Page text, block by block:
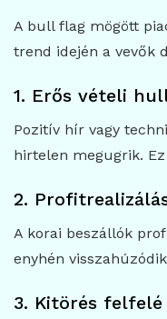
A bull flag mögött
trend idején a vevők
1. Erős vételi
Pozitív hír vagy
hirtelen megugrik.
2.
A korai beszállók
enyhén
3. Kitörés